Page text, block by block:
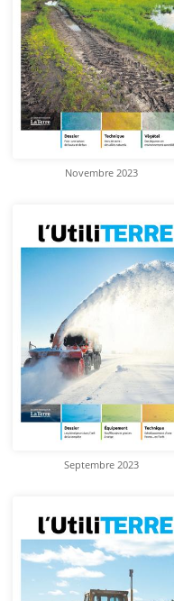
Novembre 2023
Septembre 2023